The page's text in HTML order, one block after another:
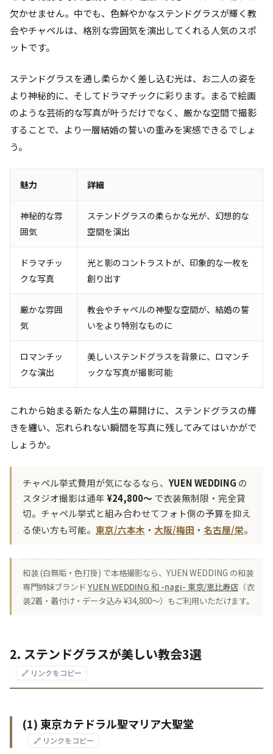
欠かせません。中でも、色鮮やかなステンドグラスが輝く教
会やチャペルは、格別な雰囲気を演出してくれる人気のスポ
ットです。
ステンドグラスを通し柔らかく差し込む光は、お二人の姿を
より神秘的に、そしてドラマチックに彩ります。まるで絵画
のような芸術的な写真が叶うだけでなく、厳かな空間で撮影
することで、より一層結婚の誓いの重みを実感できるでしょ
う。
魅力 詳細
神秘的な雰
囲気
ステンドグラスの柔らかな光が、幻想的な
空間を演出
ドラマチッ
クな写真
光と影のコントラストが、印象的な一枚を
創り出す
厳かな雰囲
気
教会やチャペルの神聖な空間が、結婚の誓
いをより特別なものに
ロマンチッ
クな演出
美しいステンドグラスを背景に、ロマンチ
ックな写真が撮影可能
これから始まる新たな人生の幕開けに、ステンドグラスの輝
きを纏い、忘れられない瞬間を写真に残してみてはいかがで
しょうか。
チャペル挙式費用が気になるなら、 YUEN WEDDING の
スタジオ撮影は通年¥24,800〜 で衣装無制限・完全貸
切。チャペル挙式と組み合わせてフォト側の予算を抑え
る使い方も可能。 東京/六本木 ・ 大阪/梅田 ・ 名古屋/栄。
和装 (白無垢・色打掛) で本格撮影なら、YUEN WEDDING の和装
専門姉妹ブランド YUEN WEDDING 和 -nagi- 東京/恵比寿店 （衣
装2着・着付け・データ込み ¥34,800〜）もご利用いただけます。
2. ステンドグラスが美しい教会3選
🔗 リンクをコピー
(1) 東京カテドラル聖マリア大聖堂
🔗 リンクをコピー